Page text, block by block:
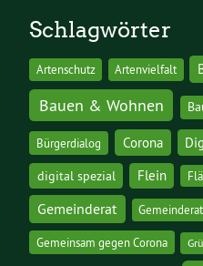
Schlagwörter
Artenschutz Artenvielfalt
Bauen & Wohnen
Bürgerdialog Corona
digital spezial Flein
Gemeinderat
Gemeinsam gegen Corona